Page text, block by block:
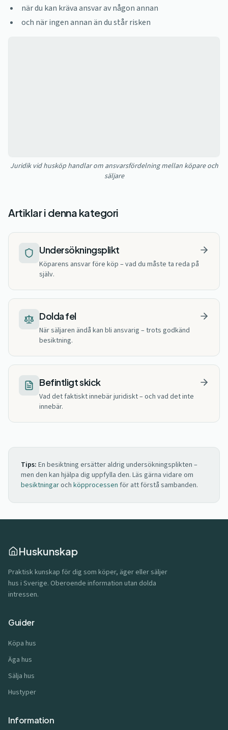
när du kan kräva ansvar av någon annan
och när ingen annan än du står risken
Juridik vid husköp handlar om ansvarsfördelning mellan köpare och
säljare
Artiklar i denna kategori
Undersökningsplikt
Köparens ansvar före köp – vad du måste ta reda på
själv.
Dolda fel
När säljaren ändå kan bli ansvarig – trots godkänd
besiktning.
Befintligt skick
Vad det faktiskt innebär juridiskt – och vad det inte
innebär.
Tips: En besiktning ersätter aldrig undersökningsplikten –
men den kan hjälpa dig uppfylla den. Läs gärna vidare om
besiktningaroch köpprocessen för att förstå sambanden.
Huskunskap
Praktisk kunskap för dig som köper, äger eller säljer
hus i Sverige. Oberoende information utan dolda
intressen.
Guider
Köpa hus
Äga hus
Sälja hus
Hustyper
Information